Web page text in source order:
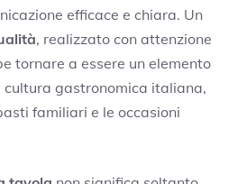
efficace e chiara. Un
, realizzato con attenzione
tornare a essere un elemento
gastronomica italiana,
familiari e le occasioni